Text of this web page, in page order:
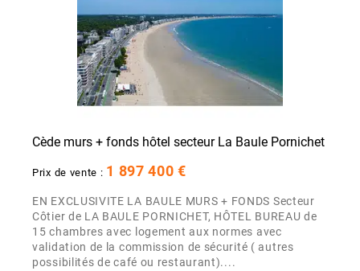
Cède murs + fonds hôtel secteur La Baule Pornichet
Prix de vente : 1 897 400 €
EN EXCLUSIVITE LA BAULE MURS + FONDS Secteur
Côtier de LA BAULE PORNICHET, HÔTEL BUREAU de
15 chambres avec logement aux normes avec
validation de la commission de sécurité ( autres
possibilités de café ou restaurant)....